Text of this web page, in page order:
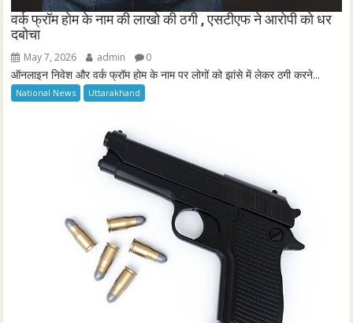
वर्क फ्रॉम होम के नाम की लाखो की ठगी , एसटीएफ ने आरोपी को धर
दबोचा
May 7, 2026 admin 0
ऑनलाइन निवेश और वर्क फ्रॉम होम के नाम पर लोगों को झांसे में लेकर ठगी करने...
National News Uttarakhand